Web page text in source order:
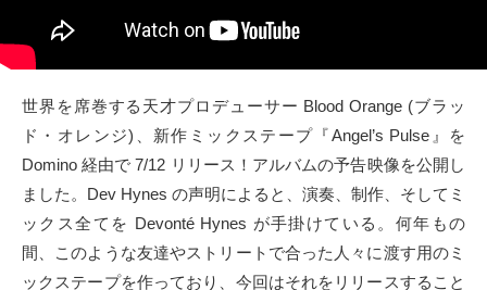
世界を席巻する天才プロデューサー Blood Orange (ブラッ
ド・オレンジ)、新作ミックステープ『Angel’s Pulse』を
Domino 経由で 7/12 リリース！アルバムの予告映像を公開し
ました。Dev Hynes の声明によると、演奏、制作、そしてミ
ックス全てを Devonté Hynes が手掛けている。何年もの
間、このような友達やストリートで合った人々に渡す用のミ
ックステープを作っており、今回はそれをリリースすること